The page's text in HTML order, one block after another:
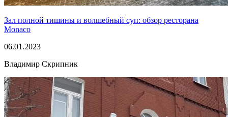
Зал полной тишины и волшебный суп: обзор ресторана
Monaco
06.01.2023
Владимир Скрипник